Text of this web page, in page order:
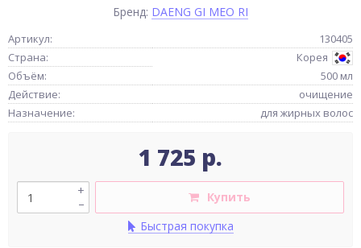
Бренд: DAENG GI MEO RI
Артикул:
130405
Страна:
Корея
Объём:
500 мл
Действие:
очищение
Назначение:
для жирных волос
1 725 р.
–
+
Купить
Быстрая покупка